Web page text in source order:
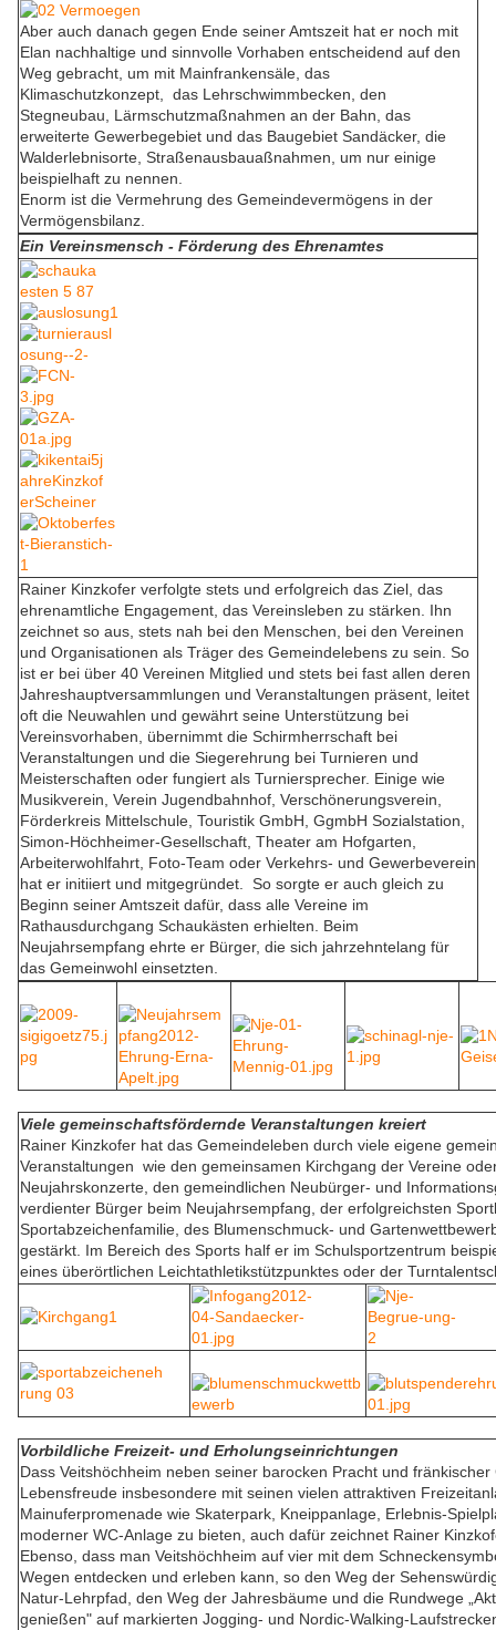
Aber auch danach gegen Ende seiner Amtszeit hat er noch mit
Elan nachhaltige und sinnvolle Vorhaben entscheidend auf den
Weg gebracht, um mit Mainfrankensäle, das
Klimaschutzkonzept, das Lehrschwimmbecken, den
Stegneubau, Lärmschutzmaßnahmen an der Bahn, das
erweiterte Gewerbegebiet und das Baugebiet Sandäcker, die
Walderlebnisorte, Straßenausbauaßnahmen, um nur einige
beispielhaft zu nennen.
Enorm ist die Vermehrung des Gemeindevermögens in der
Vermögensbilanz.
Ein Vereinsmensch - Förderung des Ehrenamtes
Rainer Kinzkofer verfolgte stets und erfolgreich das Ziel, das
ehrenamtliche Engagement, das Vereinsleben zu stärken. Ihn
zeichnet so aus, stets nah bei den Menschen, bei den Vereinen
und Organisationen als Träger des Gemeindelebens zu sein. So
ist er bei über 40 Vereinen Mitglied und stets bei fast allen deren
Jahreshauptversammlungen und Veranstaltungen präsent, leitet
oft die Neuwahlen und gewährt seine Unterstützung bei
Vereinsvorhaben, übernimmt die Schirmherrschaft bei
Veranstaltungen und die Siegerehrung bei Turnieren und
Meisterschaften oder fungiert als Turniersprecher. Einige wie
Musikverein, Verein Jugendbahnhof, Verschönerungsverein,
Förderkreis Mittelschule, Touristik GmbH, GgmbH Sozialstation,
Simon-Höchheimer-Gesellschaft, Theater am Hofgarten,
Arbeiterwohlfahrt, Foto-Team oder Verkehrs- und Gewerbeverein
hat er initiiert und mitgegründet. So sorgte er auch gleich zu
Beginn seiner Amtszeit dafür, dass alle Vereine im
Rathausdurchgang Schaukästen erhielten. Beim
Neujahrsempfang ehrte er Bürger, die sich jahrzehntelang für
das Gemeinwohl einsetzten.
Viele gemeinschaftsfördernde Veranstaltungen kreiert
Rainer Kinzkofer hat das Gemeindeleben durch viele eigene
Veranstaltungen wie den gemeinsamen Kirchgang der Vereine
Neujahrskonzerte, den gemeindlichen Neubürger- und
verdienter Bürger beim Neujahrsempfang, der erfolgreichsten
Sportabzeichenfamilie, des Blumenschmuck- und
gestärkt. Im Bereich des Sports half er im Schulsportzentrum
eines überörtlichen Leichtathletikstützpunktes oder der
Vorbildliche Freizeit- und Erholungseinrichtungen
Dass Veitshöchheim neben seiner barocken Pracht und
Lebensfreude insbesondere mit seinen vielen attraktiven
Mainuferpromenade wie Skaterpark, Kneippanlage, Erlebnis-
moderner WC-Anlage zu bieten, auch dafür zeichnet Rainer
Ebenso, dass man Veitshöchheim auf vier mit dem
Wegen entdecken und erleben kann, so den Weg der
Natur-Lehrpfad, den Weg der Jahresbäume und die Rundwege
genießen" auf markierten Jogging- und Nordic-Walking-